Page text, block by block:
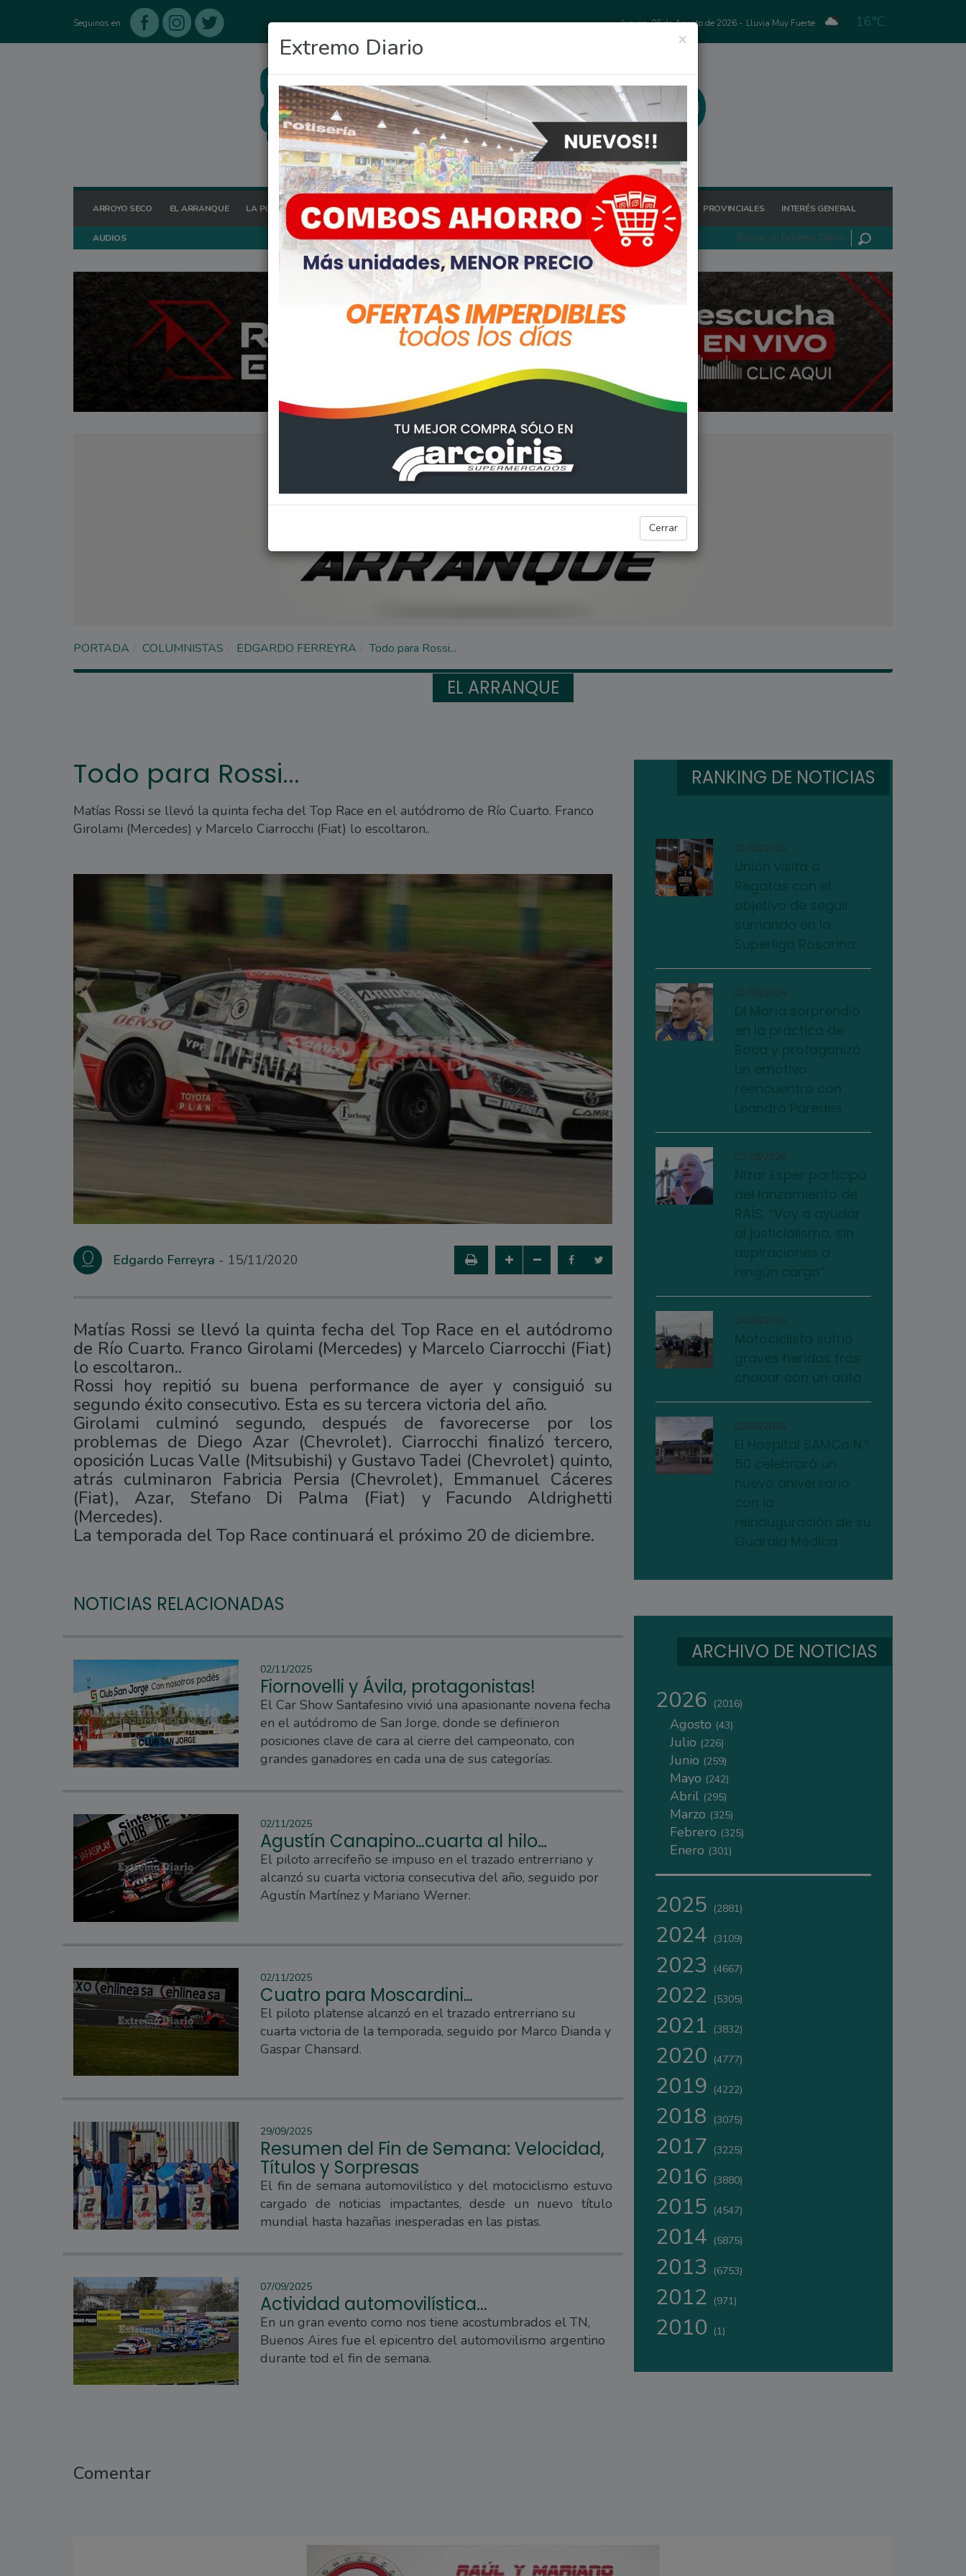
Seguinos en Jueves, 06 de Agosto de 2026 - Lluvia Muy Fuerte 16°C
ARROYO SECO EL ARRANQUE LA POSTA HOY OCIO DEPORTES FIGHIERA GENERAL LAGOS POLICIALES REGIONALES PROVINCIALES INTERÉS GENERAL
AUDIOS
×
Extremo Diario
Cerrar
PORTADA COLUMNISTAS EDGARDO FERREYRA Todo para Rossi...
EL ARRANQUE
Todo para Rossi...
Matías Rossi se llevó la quinta fecha del Top Race en el autódromo de Río Cuarto. Franco
Girolami (Mercedes) y Marcelo Ciarrocchi (Fiat) lo escoltaron..
Edgardo Ferreyra 15/11/2020
Matías Rossi se llevó la quinta fecha del Top Race en el autódromo
de Río Cuarto. Franco Girolami (Mercedes) y Marcelo Ciarrocchi (Fiat)
lo escoltaron..
Rossi hoy repitió su buena performance de ayer y consiguió su
segundo éxito consecutivo. Esta es su tercera victoria del año.
Girolami culminó segundo, después de favorecerse por los
problemas de Diego Azar (Chevrolet). Ciarrocchi finalizó tercero,
oposición Lucas Valle (Mitsubishi) y Gustavo Tadei (Chevrolet) quinto,
atrás culminaron Fabricia Persia (Chevrolet), Emmanuel Cáceres
(Fiat), Azar, Stefano Di Palma (Fiat) y Facundo Aldrighetti
(Mercedes).
La temporada del Top Race continuará el próximo 20 de diciembre.
NOTICIAS RELACIONADAS
02/11/2025
Fiornovelli y Ávila, protagonistas!
El Car Show Santafesino vivió una apasionante novena fecha
en el autódromo de San Jorge, donde se definieron
posiciones clave de cara al cierre del campeonato, con
grandes ganadores en cada una de sus categorías.
02/11/2025
Agustín Canapino…cuarta al hilo…
El piloto arrecifeño se impuso en el trazado entrerriano y
alcanzó su cuarta victoria consecutiva del año, seguido por
Agustín Martínez y Mariano Werner.
02/11/2025
Cuatro para Moscardini…
El piloto platense alcanzó en el trazado entrerriano su
cuarta victoria de la temporada, seguido por Marco Dianda y
Gaspar Chansard.
29/09/2025
Resumen del Fin de Semana: Velocidad,
Títulos y Sorpresas
El fin de semana automovilístico y del motociclismo estuvo
cargado de noticias impactantes, desde un nuevo título
mundial hasta hazañas inesperadas en las pistas.
07/09/2025
Actividad automovilística...
En un gran evento como nos tiene acostumbrados el TN,
Buenos Aires fue el epicentro del automovilismo argentino
durante tod el fin de semana.
Comentar
RANKING DE NOTICIAS
01/08/2026
01/08/2026
03/08/2026
04/08/2026
03/08/2026
ARCHIVO DE NOTICIAS
2026 (2016)
Agosto (43)
Julio (226)
Junio (259)
Mayo (242)
Abril (295)
Marzo (325)
Febrero (325)
Enero (301)
2025 (2881)
2024 (3109)
2023 (4667)
2022 (5305)
2021 (3832)
2020 (4777)
2019 (4222)
2018 (3075)
2017 (3225)
2016 (3880)
2015 (4547)
2014 (5875)
2013 (6753)
2012 (971)
2010 (1)